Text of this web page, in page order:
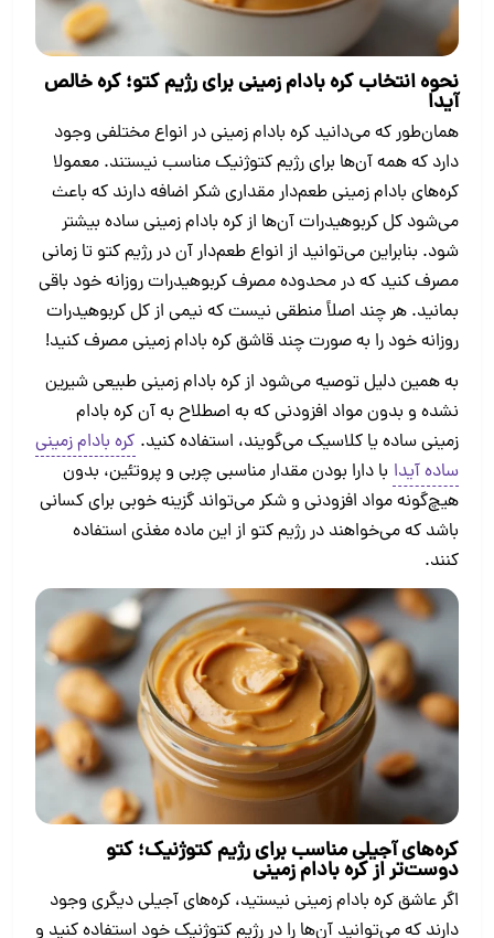
نحوه انتخاب کره بادام زمینی برای رژیم کتو؛ کره خالص
آیدا
همان‌طور که می‌دانید کره بادام زمینی در انواع مختلفی وجود
دارد که همه آن‌ها برای رژیم کتوژنیک مناسب نیستند. معمولا
کره‌های بادام زمینی طعم‌دار مقداری شکر اضافه دارند که باعث
می‌شود کل کربوهیدرات آن‌ها از کره بادام زمینی ساده بیشتر
شود. بنابراین می‌توانید از انواع طعم‌دار آن در رژیم کتو تا زمانی
مصرف کنید که در محدوده مصرف کربوهیدرات روزانه خود باقی
بمانید. هر چند اصلاً منطقی نیست که نیمی از کل کربوهیدرات
روزانه خود را به صورت چند قاشق کره بادام زمینی مصرف کنید!
به همین دلیل توصیه می‌شود از کره بادام زمینی طبیعی شیرین
نشده و بدون مواد افزودنی که به اصطلاح به آن کره بادام
زمینی ساده یا کلاسیک می‌گویند، استفاده کنید. کره بادام زمینی
ساده آیدا با دارا بودن مقدار مناسبی چربی و پروتئین، بدون
هیچ‌گونه مواد افزودنی و شکر می‌تواند گزینه خوبی برای کسانی
باشد که می‌خواهند در رژیم کتو از این ماده مغذی استفاده
کنند.
کره‌های آجیلی مناسب برای رژیم کتوژنیک؛ کتو
دوست‌تر از کره بادام زمینی
اگر عاشق کره بادام زمینی نیستید، کره‌های آجیلی دیگری وجود
دارند که می‌توانید آن‌ها را در رژیم کتوژنیک خود استفاده کنید و